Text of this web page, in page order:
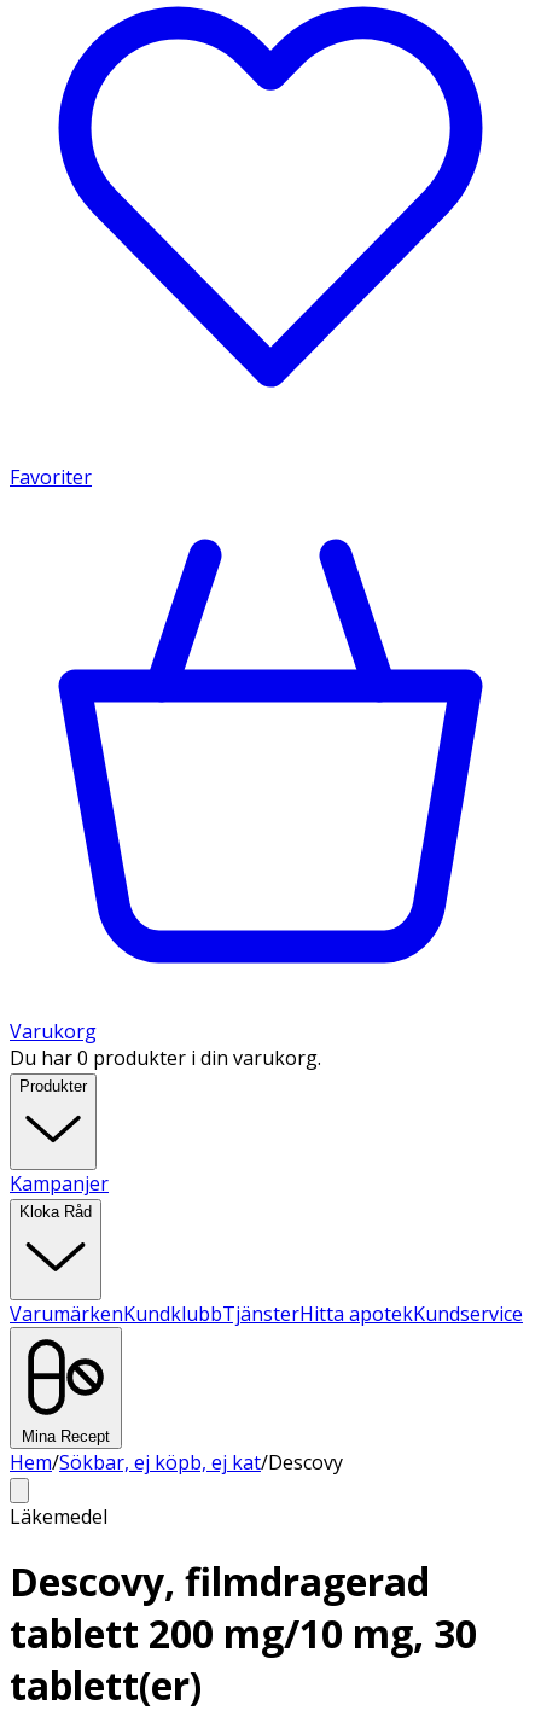
Favoriter
Varukorg
Du har 0 produkter i din varukorg.
Produkter
Kampanjer
Kloka Råd
VarumärkenKundklubbTjänsterHitta apotekKundservice
Mina Recept
Hem/Sökbar, ej köpb, ej kat/Descovy
Läkemedel
Descovy, filmdragerad
tablett 200 mg/10 mg, 30
tablett(er)